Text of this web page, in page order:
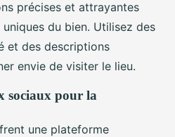
précises et attrayantes
du bien. Utilisez des
et des descriptions
envie de visiter le lieu.
sociaux pour la
une plateforme